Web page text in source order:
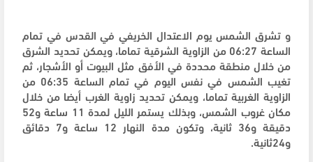
و تشرق الشمس يوم الاعتدال الخريفي في القدس في تمام
الساعة 06:27 من الزاوية الشرقية تماما، ويمكن تحديد الشرق
من خلال منطقة محددة في الأفق مثل البيوت أو الأشجار، ثم
تغيب الشمس في نفس اليوم في تمام الساعة 06:35 من
الزاوية الغربية تماما، ويمكن تحديد زاوية الغرب أيضا من خلال
مكان غروب الشمس، وبذلك يستمر الليل لمدة 11 ساعة و52
دقيقة و36 ثانية، وتكون مدة النهار 12 ساعة و7 دقائق
و24ثانية.